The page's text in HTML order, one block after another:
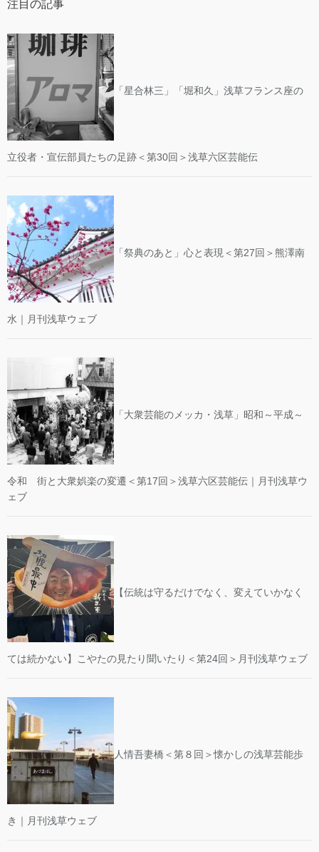
注目の記事
「星合林三」「堀和久」浅草フランス座の
立役者・宣伝部員たちの足跡＜第30回＞浅草六区芸能伝
「祭典のあと」心と表現＜第27回＞熊澤南
水｜月刊浅草ウェブ
「大衆芸能のメッカ・浅草」昭和～平成～
令和 街と大衆娯楽の変遷＜第17回＞浅草六区芸能伝｜月刊浅草ウ
ェブ
【伝統は守るだけでなく、変えていかなく
ては続かない】こやたの見たり聞いたり＜第24回＞月刊浅草ウェブ
人情吾妻橋＜第８回＞懐かしの浅草芸能歩
き｜月刊浅草ウェブ